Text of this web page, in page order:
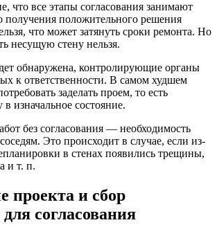
что все этапы согласования занимают
положительного решения
что может затянуть сроки ремонта. Но
несущую стену нельзя.
обнаружена, контролирующие органы
к ответственности. В самом худшем
заделать проем, то есть
изначальное состояние.
без согласования — необходимость
Это происходит в случае, если из-
в стенах появились трещины,
и т. п.
проекта и сбор
согласования